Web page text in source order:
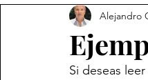
Alejandro
Si deseas